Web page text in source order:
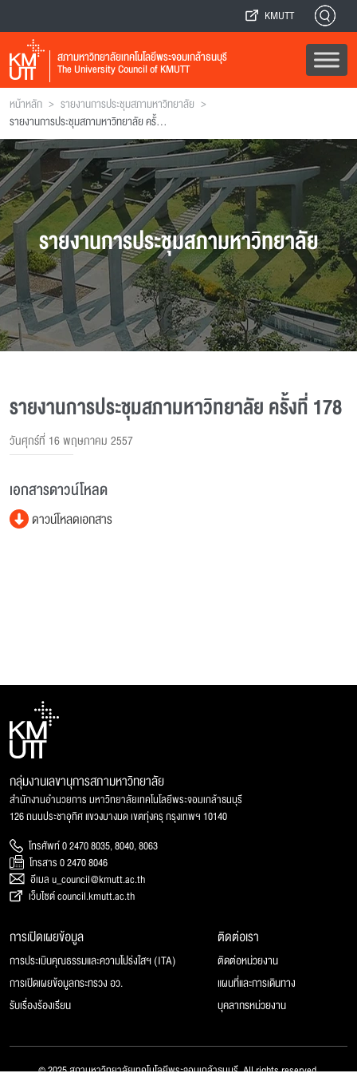
KMUTT
สภามหาวิทยาลัยเทคโนโลยีพระจอมเกล้าธนบุรี
The University Council of KMUTT
หน้าหลัก > รายงานการประชุมสภามหาวิทยาลัย >
รายงานการประชุมสภามหาวิทยาลัย ครั้งที่ 178
รายงานการประชุมสภามหาวิทยาลัย
รายงานการประชุมสภามหาวิทยาลัย ครั้งที่ 178
วันศุกร์ที่ 16 พฤษภาคม 2557
เอกสารดาวน์โหลด
ดาวน์โหลดเอกสาร
กลุ่มงานเลขานุการสภามหาวิทยาลัย
สำนักงานอำนวยการ มหาวิทยาลัยเทคโนโลยีพระจอมเกล้าธนบุรี
126 ถนนประชาอุทิศ แขวงบางมด เขตทุ่งครุ กรุงเทพฯ 10140
โทรศัพท์ 0 2470 8035, 8040, 8063
โทรสาร 0 2470 8046
อีเมล u_council@kmutt.ac.th
เว็บไซต์ council.kmutt.ac.th
การเปิดเผยข้อมูล
การประเมินคุณธรรมและความโปร่งใสฯ (ITA)
การเปิดเผยข้อมูลกระทรวง อว.
รับเรื่องร้องเรียน
ติดต่อเรา
ติดต่อหน่วยงาน
แผนที่และการเดินทาง
บุคลากรหน่วยงาน